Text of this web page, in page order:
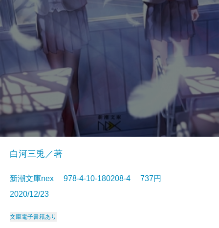
白河三兎／著
新潮文庫nex 978-4-10-180208-4 737円
2020/12/23
文庫電子書籍あり